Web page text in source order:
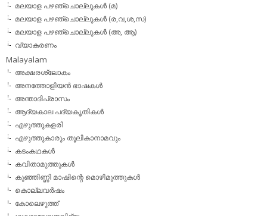
മലയാള പഴഞ്ചൊല്ലുകള്‍ (മ)
മലയാള പഴഞ്ചൊല്ലുകള്‍ (ര,വ,ശ,സ)
മലയാള പഴഞ്ചൊല്ലുകൾ (അ, ആ)
വ്യാകരണം
Malayalam
അക്ഷരശ്ലോകം
അനത്തോളിയന്‍ ഭാഷകള്‍
അന്താദിപ്രാസം
ആദ്യകാല പദ്യകൃതികള്‍
എഴുത്തുകളരി
എഴുത്തുകാരും തൂലികാനാമവും
കടംകഥകള്‍
കവിതാമുത്തുകള്‍
കുഞ്ഞിണ്ണി മാഷിന്റെ മൊഴിമുത്തുകള്‍
കൊല്ലവര്‍ഷം
കോലെഴുത്ത്